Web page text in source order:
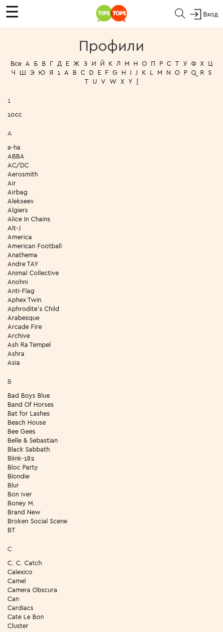
☰ Вход
Профили
Все А Б В Г Д Е Ж З И Й К Л М Н О П Р С Т У Ф Х
Ц
Ч
Ш Э Ю Я 1 A B C D E F G H I J K L M N O P Q R S
T U V W X Y [
1
10cc
A
a-ha
ABBA
AC/DC
Aerosmith
Air
Airbag
Alekseev
Algiers
Alice In Chains
Alt-J
America
American Football
Anathema
Andre TAY
Animal Collective
Anohni
Anti-Flag
Aphex Twin
Aphrodite's Child
Arabesque
Arcade Fire
Archive
Ash Ra Tempel
Ashra
Asia
B
Bad Boys Blue
Band Of Horses
Bat for Lashes
Beach House
Bee Gees
Belle & Sebastian
Black Sabbath
Blink-182
Bloc Party
Blondie
Blur
Bon iver
Boney M.
Brand New
Broken Social Scene
BT
C
C. C. Catch
Calexico
Camel
Camera Obscura
Can
Cardiacs
Cate Le Bon
Cluster